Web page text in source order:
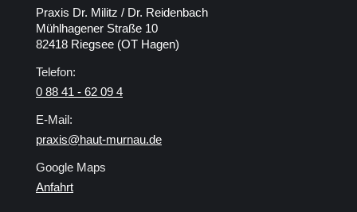
Praxis Dr. Militz / Dr. Reidenbach
Mühlhagener Straße 10
82418 Riegsee (OT Hagen)
Telefon:
0 88 41 - 62 09 4
E-Mail:
praxis@haut-murnau.de
Google Maps
Anfahrt